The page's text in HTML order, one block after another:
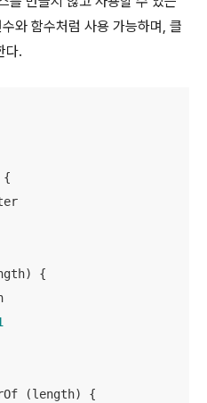
와 함수처럼 사용 가능하며, 클
다.
{
) {
(length) {